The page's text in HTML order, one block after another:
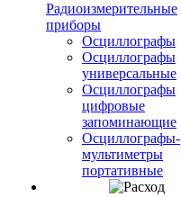
Радиоизмерительные
приборы
Осциллографы
Осциллографы
универсальные
Осциллографы
цифровые
запоминающие
Осциллографы-
мультиметры
портативные